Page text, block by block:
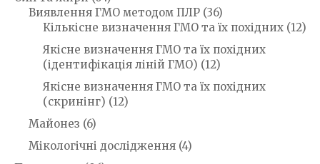
Виявлення ГМО методом ПЛР (36)
Кількісне визначення ГМО та їх похідних (12)
Якісне визначення ГМО та їх похідних
(ідентифікація ліній ГМО) (12)
Якісне визначення ГМО та їх похідних
(скринінг) (12)
Майонез (6)
Мікологічні дослідження (4)